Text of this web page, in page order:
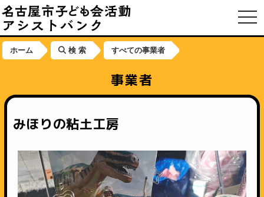
ホーム 検 索 すべての事業者
事業者
みほりの粘土工房